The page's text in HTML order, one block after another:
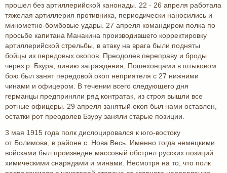
прошел без артиллерийской канонады. 22 - 26 апреля работала
тяжелая артиллерия противника, периодически наносились и
минометно-бомбовые удары. 27 апреля командиром полка по
просьбе капитана Манакина производившего корректировку
артиллерийской стрельбы, в атаку на врага были подняты
бойцы из передовых окопов. Преодолев переправу и броды
через р. Бзура, линию заграждения, Пошехонцами в штыковом
бою был занят передовой окоп неприятеля с 27 нижними
чинами и офицером. В течении всего следующего дня
германцы предприняли ряд контратак, из строя вышли все
ротные офицеры. 29 апреля занятый окоп был нами оставлен,
остатки рот преодолев Бзуру заняли старые позиции.
3 мая 1915 года полк дислоцировался к юго-востоку
от Болимова, в районе с. Нова Весь. Именно тогда немецкими
войсками был произведен массовый обстрел русских позиций
химическими снарядами и минами. Несмотря на то, что полк